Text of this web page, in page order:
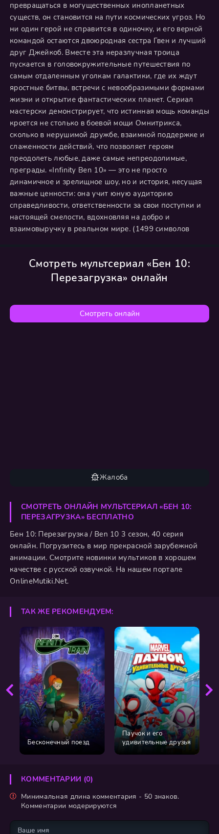
превращаться в могущественных инопланетных
существ, он становится на пути космических угроз. Но
ни один герой не справится в одиночку, и его верной
командой остаются двоюродная сестра Гвен и лучший
друг Джейкоб. Вместе эта неразлучная троица
пускается в головокружительные путешествия по
самым отдаленным уголкам галактики, где их ждут
яростные битвы, встречи с невообразимыми формами
жизни и открытие фантастических планет. Сериал
мастерски демонстрирует, что истинная мощь команды
кроется не столько в боевой мощи Омнитрикса,
сколько в нерушимой дружбе, взаимной поддержке и
слаженности действий, что позволяет героям
преодолеть любые, даже самые непреодолимые,
преграды. «Infinity Ben 10» — это не просто
динамичное и зрелищное шоу, но и история, несущая
важные ценности: она учит юную аудиторию
справедливости, ответственности за свои поступки и
настоящей смелости, вдохновляя на добро и
взаимовыручку в реальном мире. (1499 символов
Смотреть мультсериал «Бен 10:
Перезагрузка» онлайн
Смотреть онлайн
Жалоба
СМОТРЕТЬ ОНЛАЙН МУЛЬТСЕРИАЛ «БЕН 10:
ПЕРЕЗАГРУЗКА» БЕСПЛАТНО
Бен 10: Перезагрузка / Ben 10 3 сезон, 40 серия
онлайн. Погрузитесь в мир прекрасной зарубежной
анимации. Смотрите новинки мультиков в хорошем
качестве с русской озвучкой. На нашем портале
OnlineMutiki.Net.
ТАК ЖЕ РЕКОМЕНДУЕМ:
Бесконечный поезд
Паучок и его
удивительные друзья
КОММЕНТАРИИ (0)
Минимальная длина комментария - 50 знаков.
Комментарии модерируются